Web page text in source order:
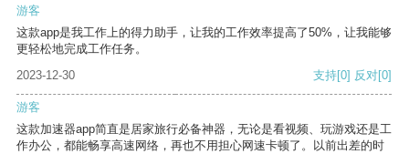
游客
这款app是我工作上的得力助手，让我的工作效率提高了50%，让我能够
更轻松地完成工作任务。
2023-12-30
支持[0] 反对[0]
游客
这款加速器app简直是居家旅行必备神器，无论是看视频、玩游戏还是工
作办公，都能畅享高速网络，再也不用担心网速卡顿了。以前出差的时